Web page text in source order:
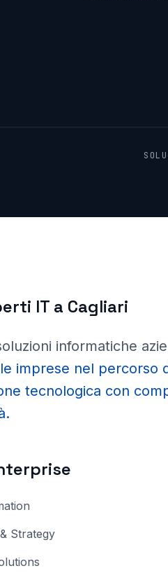
IT a Cagliari
informatiche
imprese nel percorso
tecnologica con
Strategy